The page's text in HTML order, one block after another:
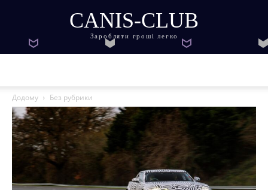
CANIS-CLUB
Заробляти гроші легко
Додому Без рубрики